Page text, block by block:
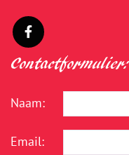
Contactformulier:
Naam:
Email: